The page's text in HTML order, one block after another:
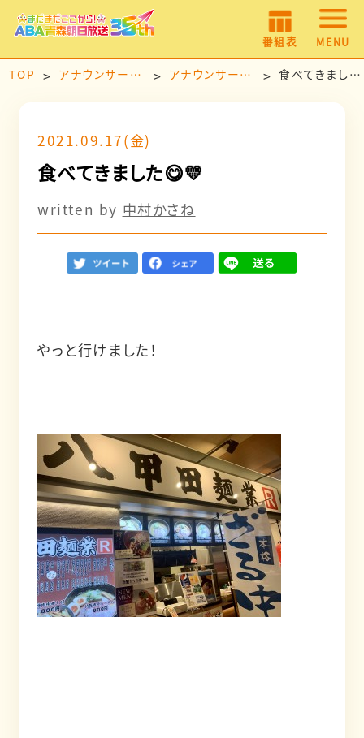
番組表 MENU
TOP アナウンサールーム アナウンサー日記 食べてきました😋💛
2021.09.17(金)
食べてきました😋💛
written by 中村かさね
やっと行けました！